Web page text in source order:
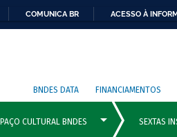
COMUNICA BR ACESSO À
BNDES DATA FINANCIAMENTOS